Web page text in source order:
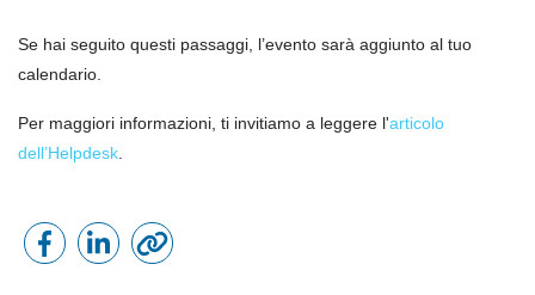
Se hai seguito questi passaggi, l’evento sarà aggiunto al tuo
calendario.
Per maggiori informazioni, ti invitiamo a leggere l'articolo
dell’Helpdesk